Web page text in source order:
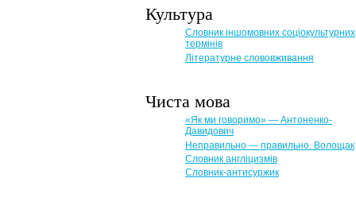
Культура
Словник іншомовних соціокультурних
термінів
Літературне слововживання
Чиста мова
«Як ми говоримо» — Антоненко-
Давидович
Неправильно — правильно. Волощак
Словник англіцизмів
Словник-антисуржик